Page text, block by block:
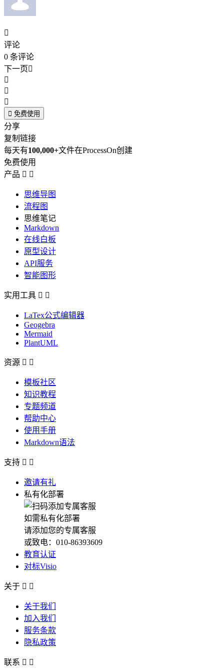

评论
0 条评论
下一页



 免费使用
分享
复制链接
每天有100,000+文件在ProcessOn创建
免费使用
产品  
思维导图
流程图
思维笔记
Markdown
在线白板
原型设计
API服务
智能图形
实用工具  
LaTex公式编辑器
Geogebra
Mermaid
PlantUML
资源  
模板社区
知识教程
专题频道
帮助中心
使用手册
Markdown语法
支持  
邀请有礼
私有化部署
如需私有化部署
请添加您的专属客服
或致电：010-86393609
教育认证
对标Visio
关于  
关于我们
加入我们
服务条款
隐私政策
联系  